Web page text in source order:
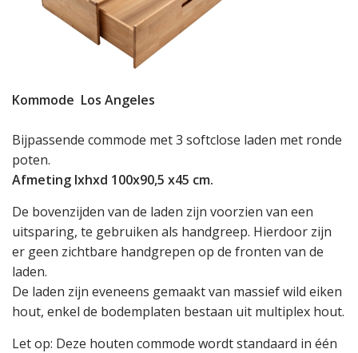
Kommode Los Angeles
Bijpassende commode met 3 softclose laden met ronde
poten.
Afmeting lxhxd 100x90,5 x45 cm.
De bovenzijden van de laden zijn voorzien van een
uitsparing, te gebruiken als handgreep. Hierdoor zijn
er geen zichtbare handgrepen op de fronten van de
laden.
De laden zijn eveneens gemaakt van massief wild eiken
hout, enkel de bodemplaten bestaan uit multiplex hout.
Let op: Deze houten commode wordt standaard in één